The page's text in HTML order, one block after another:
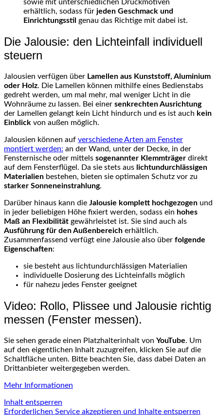
sowie mit unterschiedlichen Druckmotiven
erhältlich, sodass für jeden Geschmack und
Einrichtungsstil genau das Richtige mit dabei ist.
Die Jalousie: den Lichteinfall individuell
steuern
Jalousien verfügen über Lamellen aus Kunststoff, Aluminium
oder Holz. Die Lamellen können mithilfe eines Bedienstabs
gedreht werden, um mal mehr, mal weniger Licht in die
Wohnräume zu lassen. Bei einer senkrechten Ausrichtung
der Lamellen gelangt kein Licht hindurch und es ist auch kein
Einblick von außen möglich.
Jalousien können auf verschiedene Arten am Fenster
montiert werden: an der Wand, unter der Decke, in der
Fensternische oder mittels sogenannter Klemmträger direkt
auf dem Fensterflügel. Da sie stets aus lichtundurchlässigen
Materialien bestehen, bieten sie optimalen Schutz vor zu
starker Sonneneinstrahlung.
Darüber hinaus kann die Jalousie komplett hochgezogen und
in jeder beliebigen Höhe fixiert werden, sodass ein hohes
Maß an Flexibilität gewährleistet ist. Sie sind auch als
Ausführung für den Außenbereich erhältlich.
Zusammenfassend verfügt eine Jalousie also über folgende
Eigenschaften:
sie besteht aus lichtundurchlässigen Materialien
individuelle Dosierung des Lichteinfalls möglich
für nahezu jedes Fenster geeignet
Video: Rollo, Plissee und Jalousie richtig
messen (Fenster messen).
Sie sehen gerade einen Platzhalterinhalt von YouTube. Um
auf den eigentlichen Inhalt zuzugreifen, klicken Sie auf die
Schaltfläche unten. Bitte beachten Sie, dass dabei Daten an
Drittanbieter weitergegeben werden.
Mehr Informationen
Inhalt entsperren
Erforderlichen Service akzeptieren und Inhalte entsperren